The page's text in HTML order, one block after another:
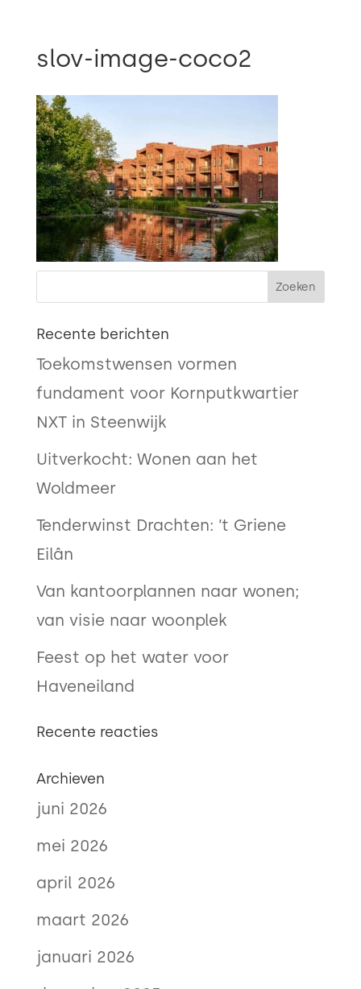
slov-image-coco2
Recente berichten
Toekomstwensen vormen
fundament voor Kornputkwartier
NXT in Steenwijk
Uitverkocht: Wonen aan het
Woldmeer
Tenderwinst Drachten: ’t Griene
Eilân
Van kantoorplannen naar wonen;
van visie naar woonplek
Feest op het water voor
Haveneiland
Recente reacties
Archieven
juni 2026
mei 2026
april 2026
maart 2026
januari 2026